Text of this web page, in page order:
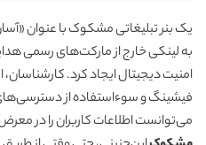
یک بنر تبلیغاتی مشکوک با عنوان
به لینکی خارج از مارکت‌های رسمی
امنیت دیجیتال ایجاد کرد. کارشناسان،
فیشینگ و سوءاستفاده از
می‌توانست اطلاعات کاربران را در